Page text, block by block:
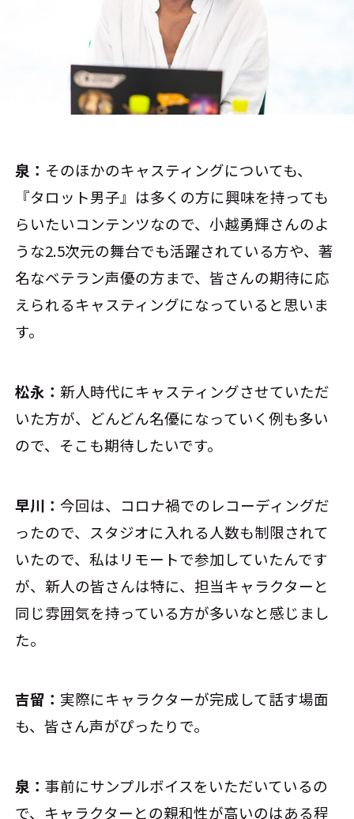
泉： そのほかのキャスティングについても、
『タロット男子』は多くの方に興味を持っても
らいたいコンテンツなので、小越勇輝さんのよ
うな2.5次元の舞台でも活躍されている方や、著
名なベテラン声優の方まで、皆さんの期待に応
えられるキャスティングになっていると思いま
す。
松永： 新人時代にキャスティングさせていただ
いた方が、どんどん名優になっていく例も多い
ので、そこも期待したいです。
早川：今回は、コロナ禍でのレコーディングだ
ったので、スタジオに入れる人数も制限されて
いたので、私はリモートで参加していたんです
が、新人の皆さんは特に、担当キャラクターと
同じ雰囲気を持っている方が多いなと感じまし
た。
吉留： 実際にキャラクターが完成して話す場面
も、皆さん声がぴったりで。
泉：事前にサンプルボイスをいただいているの
で、キャラクターとの親和性が高いのはある程